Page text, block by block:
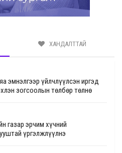
ХАНДАЛТТАЙ
эмнэлгээр үйлчлүүлсэн иргэд
зогсоолын төлбөр төлнө
газар эрчим хүчний
үргэлжлүүлнэ